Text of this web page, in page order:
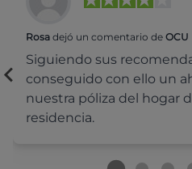
Rosa dejó un comentario de OCU
Siguiendo sus
conseguido con ello un
nuestra póliza del hogar
residencia.